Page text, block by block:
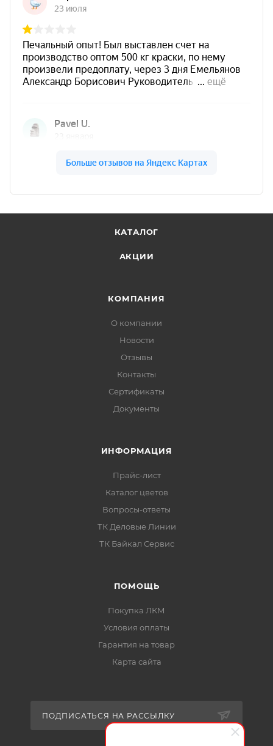
КАТАЛОГ
АКЦИИ
КОМПАНИЯ
О компании
Новости
Отзывы
Контакты
Сертификаты
Документы
ИНФОРМАЦИЯ
Прайс-лист
Каталог цветов
Вопросы-ответы
ТК Деловые Линии
ТК Байкал Сервис
ПОМОЩЬ
Покупка ЛКМ
Условия оплаты
Гарантия на товар
Карта сайта
ПОДПИСАТЬСЯ НА РАССЫЛКУ